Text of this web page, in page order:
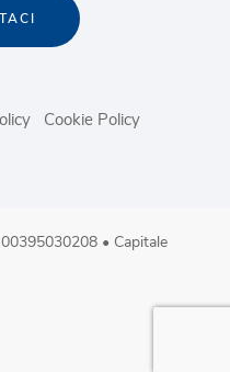
Cookie Policy
• Capitale